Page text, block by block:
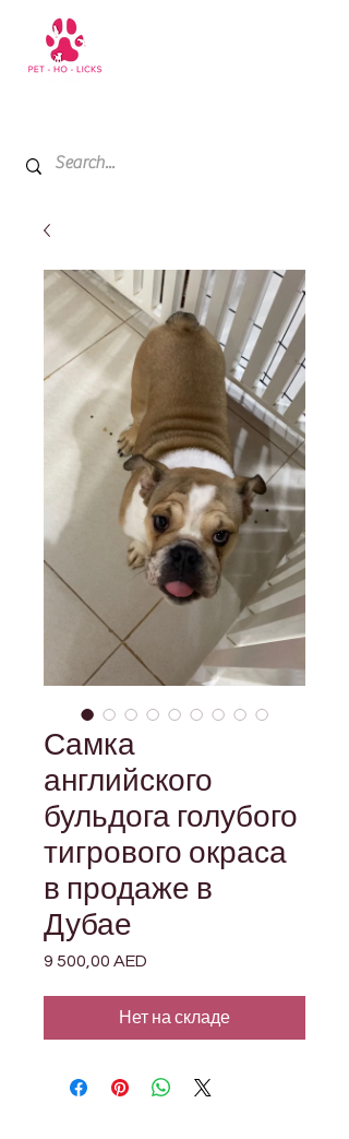
Самка
английского
бульдога голубого
тигрового окраса
в продаже в
Дубае
9 500,00 AED
Нет на складе